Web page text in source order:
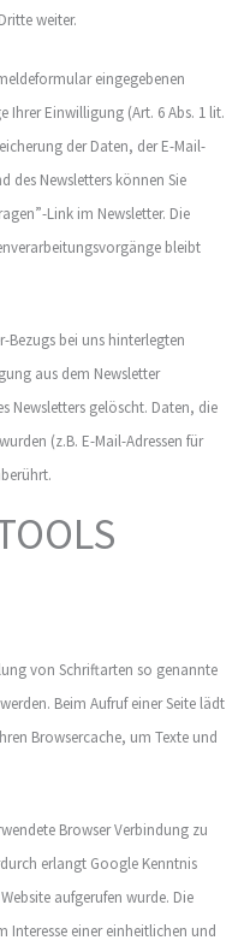
weiter.
eingegebenen
Ihrer Einwilligung (Art. 6 Abs. 1 lit.
der Daten, der E-Mail-
des Newsletters können Sie
Link im Newsletter. Die
bleibt
Bezugs bei uns hinterlegten
aus dem Newsletter
Newsletters gelöscht. Daten, die
(z.B. E-Mail-Adressen für
von Schriftarten so genannte
Beim Aufruf einer Seite lädt
Browsercache, um Texte und
Browser Verbindung zu
erlangt Google Kenntnis
aufgerufen wurde. Die
Interesse einer einheitlichen und